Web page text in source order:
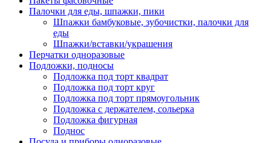
Палочки для еды, шпажки, пики
Шпажки бамбуковые, зубочистки, палочки для
еды
Шпажки/вставки/украшения
Перчатки одноразовые
Подложки, подносы
Подложка под торт квадрат
Подложка под торт круг
Подложка под торт прямоугольник
Подложка с держателем, сольерка
Подложка фигурная
Поднос